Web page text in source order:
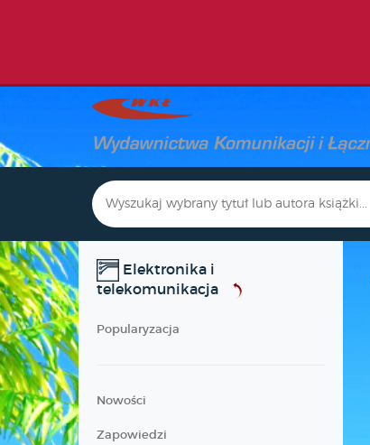
Elektronika i
telekomunikacja
Popularyzacja
Nowości
Zapowiedzi